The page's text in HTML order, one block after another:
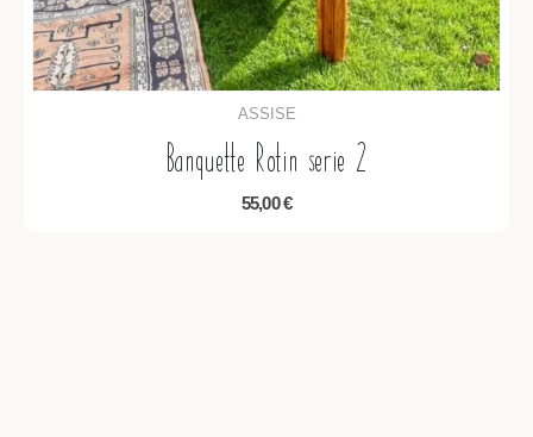
ASSISE
Banquette Rotin serie 2
55,00€